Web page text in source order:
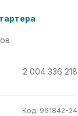
2 004 336 218
Код: 961842-24